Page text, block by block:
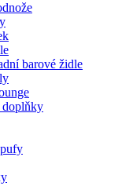
barové židle
doplňky